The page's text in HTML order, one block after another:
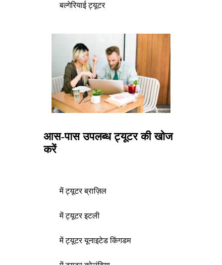
बल्गेरियाई ट्यूटर
आस-पास उपलब्ध ट्यूटर की खोज
करें
में ट्यूटर ब्राज़िल
में ट्यूटर इटली
में ट्यूटर यूनाइटेड किंगडम